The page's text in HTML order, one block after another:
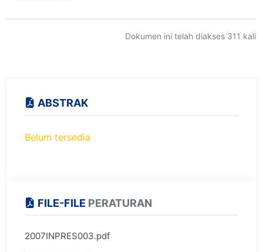
Dokumen ini telah diakses 311 kali
ABSTRAK
Belum tersedia
FILE-FILE PERATURAN
2007INPRES003.pdf